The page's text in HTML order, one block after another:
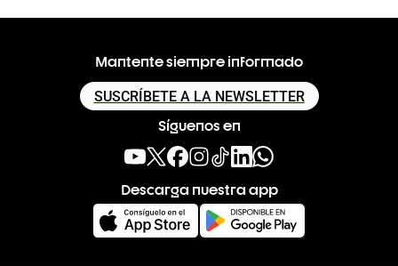
Mantente siempre informado
SUSCRÍBETE A LA NEWSLETTER
Síguenos en
Descarga nuestra app